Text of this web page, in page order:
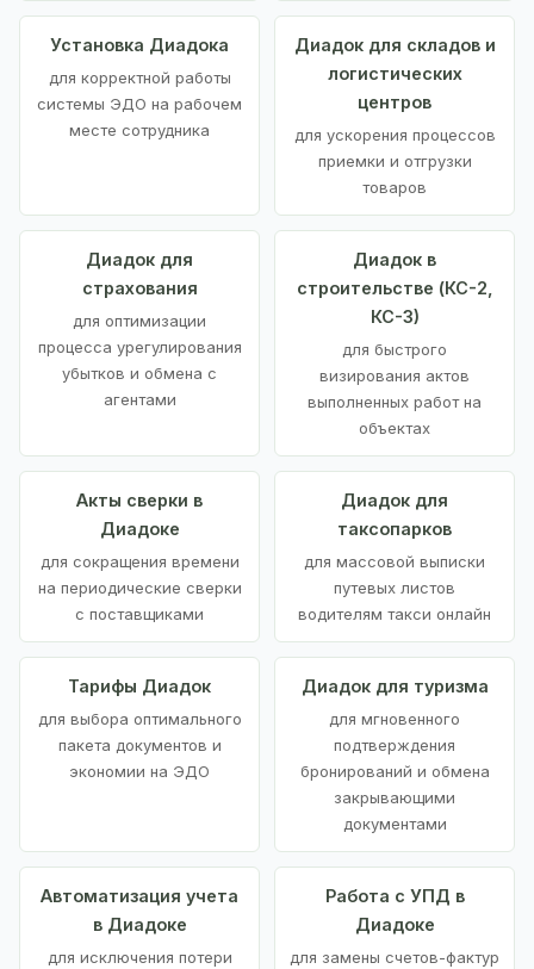
Установка Диадока
для корректной работы
системы ЭДО на рабочем
месте сотрудника
Диадок для складов и
логистических
центров
для ускорения процессов
приемки и отгрузки
товаров
Диадок для
страхования
для оптимизации
процесса урегулирования
убытков и обмена с
агентами
Диадок в
строительстве (КС-2,
КС-3)
для быстрого
визирования актов
выполненных работ на
объектах
Акты сверки в
Диадоке
для сокращения времени
на периодические сверки
с поставщиками
Диадок для
таксопарков
для массовой выписки
путевых листов
водителям такси онлайн
Тарифы Диадок
для выбора оптимального
пакета документов и
экономии на ЭДО
Диадок для туризма
для мгновенного
подтверждения
бронирований и обмена
закрывающими
документами
Автоматизация учета
в Диадоке
для исключения потери
Работа с УПД в
Диадоке
для замены счетов-фактур